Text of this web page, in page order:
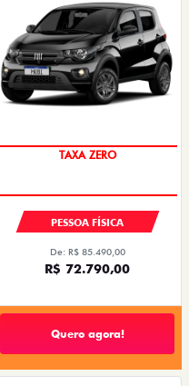
PREÇO IMPERDÍVEL
PESSOA FÍSICA
De: R$ 85.490,00
R$ 72.790,00
Quero agora!